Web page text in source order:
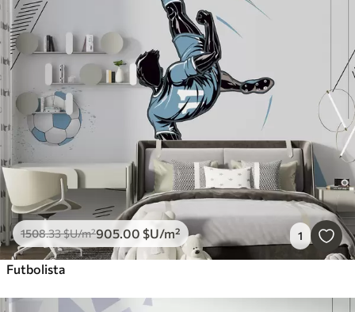
Paleta de colores
Inteligente
Borrar todos los filtros
1508.33$U/m²905.00 $U/m² 1
Futbolista